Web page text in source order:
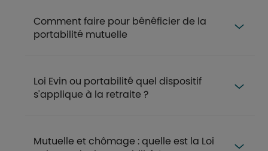
Comment faire pour bénéficier de la
portabilité mutuelle
Loi Evin ou portabilité quel dispositif
s'applique à la retraite ?
Mutuelle et chômage : quelle est la Loi